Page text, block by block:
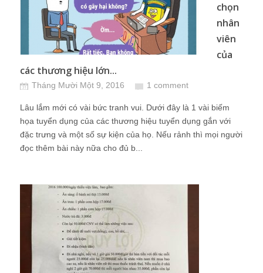
chọn
nhân
viên
của
các thương hiệu lớn...
Tháng Mười Một 9, 2016 1 comment
Lâu lắm mới có vài bức tranh vui. Dưới đây là 1 vài biếm
họa tuyển dụng của các thương hiệu tuyển dụng gắn với
đặc trưng và một số sự kiện của họ. Nếu rảnh thì mọi người
đọc thêm bài này nữa cho đủ b...